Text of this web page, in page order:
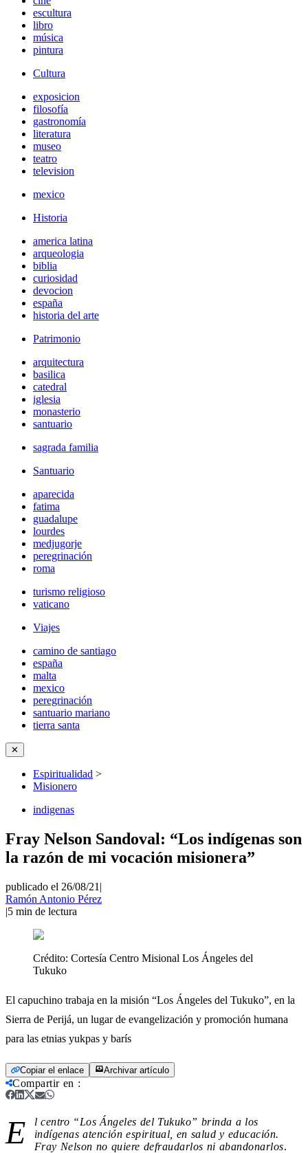
escultura
libro
música
pintura
Cultura
exposicion
filosofía
gastronomía
literatura
museo
teatro
television
mexico
Historia
america latina
arqueologia
biblia
curiosidad
devocion
españa
historia del arte
Patrimonio
arquitectura
basilica
catedral
iglesia
monasterio
santuario
sagrada familia
Santuario
aparecida
fatima
guadalupe
lourdes
medjugorje
peregrinación
roma
turismo religioso
vaticano
Viajes
camino de santiago
españa
malta
mexico
peregrinación
santuario mariano
tierra santa
✕
Espiritualidad >
Misionero
indigenas
Fray Nelson Sandoval: “Los indígenas son
la razón de mi vocación misionera”
publicado el 26/08/21 |
Ramón Antonio Pérez
|5 min de lectura
Crédito: Cortesía Centro Misional Los Ángeles del
Tukuko
El capuchino trabaja en la misión “Los Ángeles del Tukuko”, en la
Sierra de Perijá, un lugar de evangelización y promoción humana
para las etnias yukpas y barís
Copiar el enlace Archivar artículo
Compartir en :
E
l centro “Los Ángeles del Tukuko” brinda a los
indígenas atención espiritual, en salud y educación.
Fray Nelson no quiere defraudarlos ni abandonarlos.